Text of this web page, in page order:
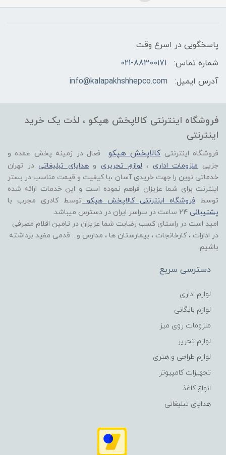
پاسخگویی در اسرع وقت
شماره تماس:
021-88300171
آدرس ایمیل:
info@kalapakhshhepco.com
فروشگاه اینترنتی کالاپخش هپکو ، لذت یک خرید
اینترنتی
فروشگاه اینترنتی کالاپخش هپکو
فعال در زمینه پخش عمده و
جزییملزومات اداری ،لوازم تحریری وهدایای تبلیغاتیدر تهران
خدماتی نوین را جهت خریدی آسان ،با کیفیت و قیمت مناسب در بستر
اینترنت برای شما عزیزان فراهم نموده است و این خدمات ارائه شده
توسط فروشگاه اینترنتی کالاپخش هپکو
توسط کادری مجرب با
پشتیبانی
امید است در راستای کسب رضایت شما عزیزان در تامین اقلام مصرفی
در ادارات ، کارخانجات ، بیمارستان ها ، مدارس و... قدمی مفید برداشته
باشیم.
دسترسی سریع
لوازم اداری
لوازم بایگانی
ملزومات روی میز
لوازم تحریر
لوازم طراحی و هنری
تجهیزات کامپیوتر
انواع کاغذ
هدایای تبلیغاتی